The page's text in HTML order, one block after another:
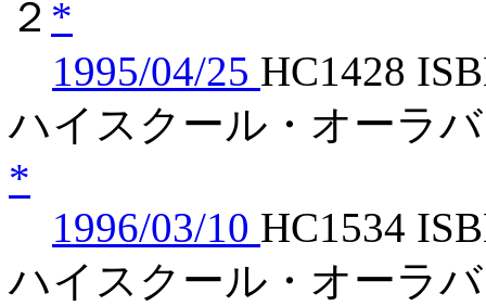
２ *
1995/04/25 HC1428
ハイスクール・オー
*
1996/03/10 HC1534
ハイスクール・オー